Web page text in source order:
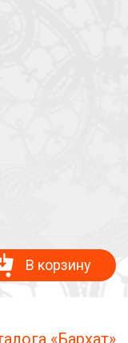
В корзину
«Бархат»